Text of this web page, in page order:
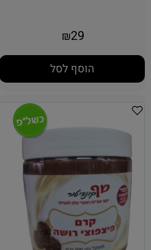
₪29
הוסף לסל